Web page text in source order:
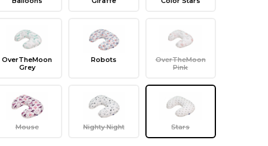
OverTheMoon
Grey
Robots
OverTheMoon
Pink
Mouse Nighty Night Stars